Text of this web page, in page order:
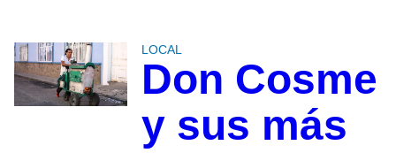
LOCAL
Don Cosme
y sus más